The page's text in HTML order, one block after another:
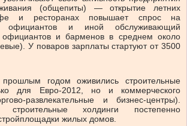
(общепиты) — открытие летних
и ресторанах повышает спрос на
официантов и иной обслуживающий
официантов и барменов в среднем около
У поваров зарплаты стартуют от 3500
годом оживились строительные
для Евро-2012, но и коммерческого
развлекательные и бизнес-центры).
холдинги постепенно
жилых домов.